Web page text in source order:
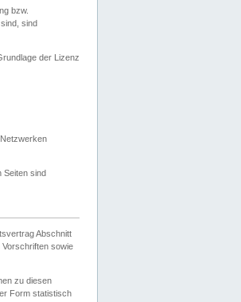
bzw.
sind
der Lizenz
Seiten sind
Abschnitt
sowie
zu diesen
Form statistisch